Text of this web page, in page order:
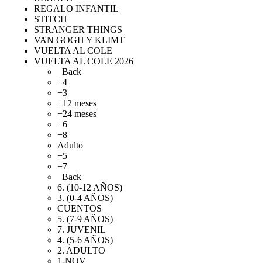
REGALO INFANTIL
STITCH
STRANGER THINGS
VAN GOGH Y KLIMT
VUELTA AL COLE
VUELTA AL COLE 2026
Back
+4
+3
+12 meses
+24 meses
+6
+8
Adulto
+5
+7
Back
6. (10-12 AÑOS)
3. (0-4 AÑOS)
CUENTOS
5. (7-9 AÑOS)
7. JUVENIL
4. (5-6 AÑOS)
2. ADULTO
1-NOV.